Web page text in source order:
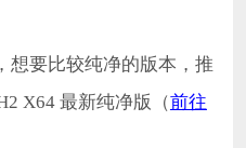
要比较纯净的版本，推
X64 最新纯净版（前往